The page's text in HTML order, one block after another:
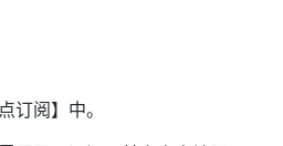
订阅】中。